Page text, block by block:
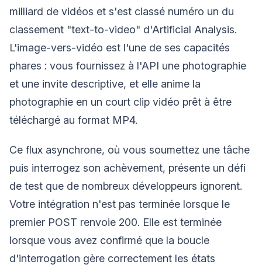
milliard de vidéos et s'est classé numéro un du
classement "text-to-video" d'Artificial Analysis.
L'image-vers-vidéo est l'une de ses capacités
phares : vous fournissez à l'API une photographie
et une invite descriptive, et elle anime la
photographie en un court clip vidéo prêt à être
téléchargé au format MP4.
Ce flux asynchrone, où vous soumettez une tâche
puis interrogez son achèvement, présente un défi
de test que de nombreux développeurs ignorent.
Votre intégration n'est pas terminée lorsque le
premier POST renvoie 200. Elle est terminée
lorsque vous avez confirmé que la boucle
d'interrogation gère correctement les états